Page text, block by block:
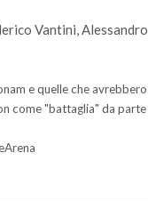
Vantini,
e quelle che
come "battaglia" da